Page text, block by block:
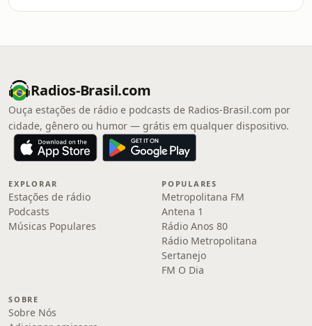
Radios-Brasil.com
Ouça estações de rádio e podcasts de Radios-Brasil.com por
cidade, gênero ou humor — grátis em qualquer dispositivo.
EXPLORAR
Estações de rádio
Podcasts
Músicas Populares
POPULARES
Metropolitana FM
Antena 1
Rádio Anos 80
Rádio Metropolitana
Sertanejo
FM O Dia
SOBRE
Sobre Nós